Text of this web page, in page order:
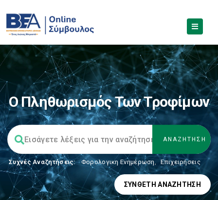
Ο Πληθωρισμός Των Τροφίμων
Συχνές Αναζητήσεις: Φορολογικη Ενημέρωση, Επιχειρήσεις
ΣΎΝΘΕΤΗ ΑΝΑΖΉΤΗΣΗ